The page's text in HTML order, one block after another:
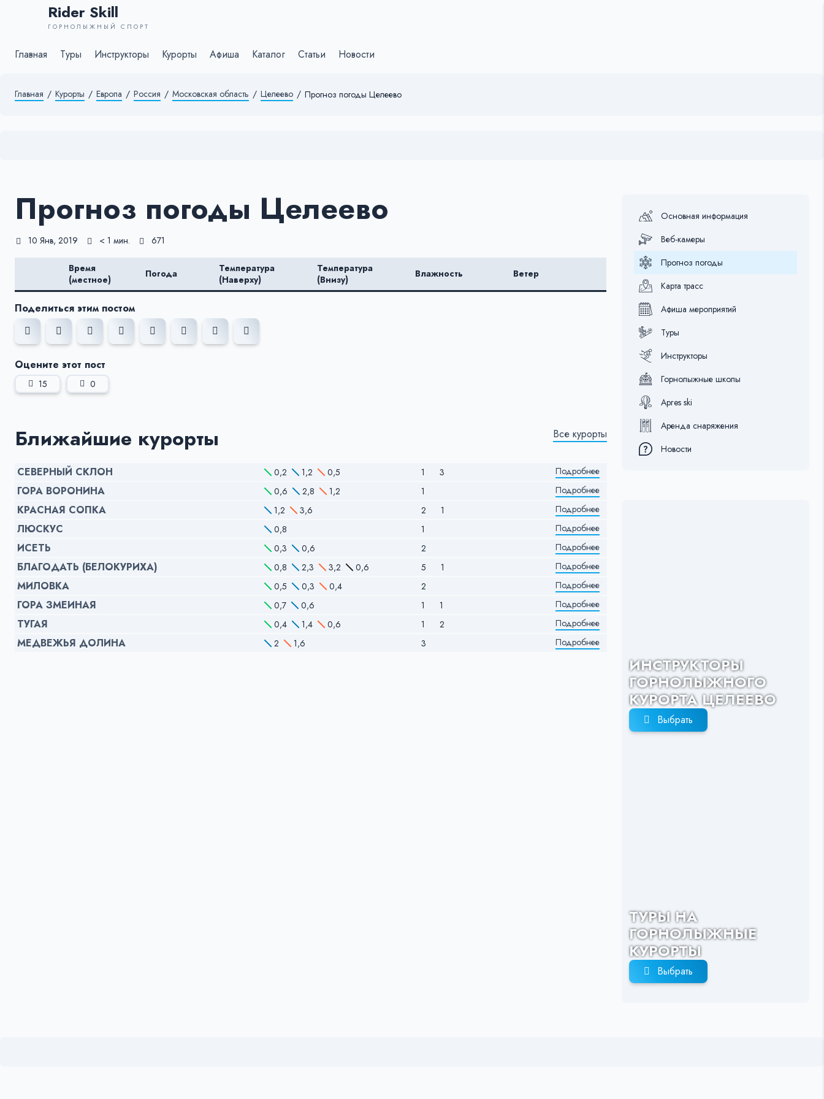
Rider Skill
ГОРНОЛЫЖНЫЙ СПОРТ
Главная Туры Инструкторы Курорты Афиша Каталог Статьи Новости
Главная / Курорты / Европа / Россия / Московская область / Целеево / Прогноз погоды Целеево
Прогноз погоды Целеево
10 Янв, 2019 < 1 мин. 671
Время
(местное)
Погода
Температура
(Наверху)
Температура
(Внизу)
Влажность Ветер
Поделиться этим постом
Оцените этот пост
15 0
Ближайшие курорты Все курорты
СЕВЕРНЫЙ СКЛОН 0,2 1,2 0,5 1 3 Подробнее
ГОРА ВОРОНИНА 0,6 2,8 1,2 1 Подробнее
КРАСНАЯ СОПКА 1,2 3,6 2 1 Подробнее
ЛЮСКУС 0,8 1 Подробнее
ИСЕТЬ 0,3 0,6 2 Подробнее
БЛАГОДАТЬ (БЕЛОКУРИХА) 0,8 2,3 3,2 0,6 5 1 Подробнее
МИЛОВКА 0,5 0,3 0,4 2 Подробнее
ГОРА ЗМЕИНАЯ 0,7 0,6 1 1 Подробнее
ТУГАЯ 0,4 1,4 0,6 1 2 Подробнее
МЕДВЕЖЬЯ ДОЛИНА 2 1,6 3 Подробнее
Основная информация
Веб-камеры
Прогноз погоды
Карта трасс
Афиша мероприятий
Туры
Инструкторы
Горнолыжные школы
Apres ski
Аренда снаряжения
Новости
ИНСТРУКТОРЫ
ГОРНОЛЫЖНОГО
КУРОРТА ЦЕЛЕЕВО
Выбрать
ТУРЫ НА
ГОРНОЛЫЖНЫЕ
КУРОРТЫ
Выбрать